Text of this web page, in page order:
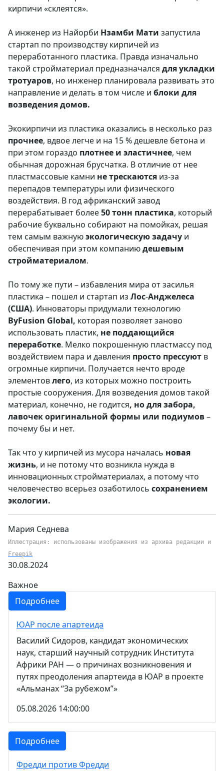
кирпичи «склеятся».
А инженер из Найорби Нзамби Мати запустила
стартап по производству кирпичей из
переработанного пластика. Правда изначально
такой стройматериал предназначался для укладки
тротуаров, но инженер планировала развивать это
направление и делать в том числе и блоки для
возведения домов.
Экокирпичи из пластика оказались в несколько раз
прочнее, вдвое легче и на 15 % дешевле бетона и
при этом гораздо плотнее и эластичнее, чем
обычная дорожная брусчатка. В отличие от нее
пластмассовые камни нетрескаются из-за
перепадов температуры или физического
воздействия. В год африканский завод
перерабатывает более50 тонн пластика, который
рабочие буквально собирают на помойках, решая
тем самым важнуюэкологическуюзадачу и
обеспечивая при этом компаниюдешевым
стройматериалом.
По тому же пути – избавления мира от засилья
пластика – пошел и стартап из Лос-Анджелеса
(США). Инноваторы придумали технологию
ByFusion Global, которая позволяет заново
использовать пластик, не поддающийся
переработке. Мелко покрошенную пластмассу под
воздействием пара и давления просто прессуют в
огромные кирпичи. Получается нечто вроде
элементовлего, из которых можно построить
простые сооружения. Для возведения домов такой
материал, конечно, не годится, но для забора,
лавочек оригинальной формы или подиумов–
почему бы и нет.
Так что у кирпичей из мусора началась новая
жизнь, и не потому что возникла нужда в
инновационных стройматериалах, а потому что
человечество всерьез озаботилось сохранением
экологии.
Мария Седнева
Иллюстрация: использованы изображения из архива редакции и
Freepik
30.08.2024
Важное
Подробнее
ЮАР после апартеида
Василий Сидоров, кандидат экономических
наук, старший научный сотрудник Института
Африки РАН — о причинах возникновения и
путях преодоления апартеида в ЮАР в проекте
«Альманах “За рубежом”»
05.08.2026 14:00:00
Подробнее
Фредди против Фредди